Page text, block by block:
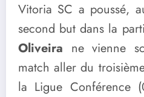
Vitoria SC a poussé,
second but dans la
Oliveira ne vienne
match aller du
la Ligue Conférence